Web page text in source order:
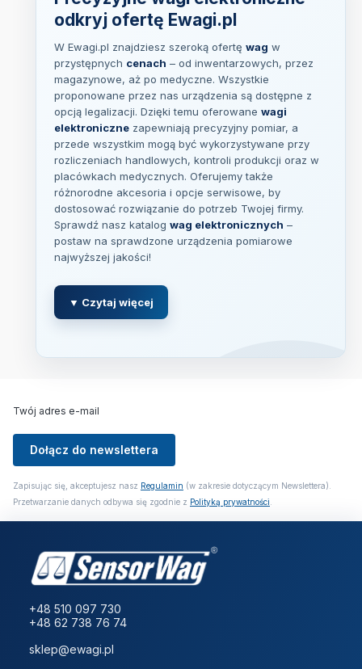
odkryj ofertę Ewagi.pl
W Ewagi.pl znajdziesz szeroką ofertę wag w
przystępnych cenach – od inwentarzowych, przez
magazynowe, aż po medyczne. Wszystkie
proponowane przez nas urządzenia są dostępne z
opcją legalizacji. Dzięki temu oferowane wagi
elektroniczne zapewniają precyzyjny pomiar, a
przede wszystkim mogą być wykorzystywane przy
rozliczeniach handlowych, kontroli produkcji oraz w
placówkach medycznych. Oferujemy także
różnorodne akcesoria i opcje serwisowe, by
dostosować rozwiązanie do potrzeb Twojej firmy.
Sprawdź nasz katalog wag elektronicznych –
postaw na sprawdzone urządzenia pomiarowe
najwyższej jakości!
▼ Czytaj więcej
Twój adres e-mail
Dołącz do newslettera
Zapisując się, akceptujesz nasz Regulamin (w zakresie dotyczącym Newslettera).
Przetwarzanie danych odbywa się zgodnie z Polityką prywatności
+48 510 097 730
+48 62 738 76 74
sklep@ewagi.pl